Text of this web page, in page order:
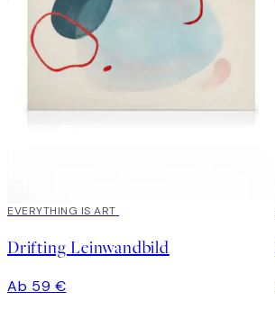
EVERYTHING IS ART
Drifting Leinwandbild
Ab 59 €